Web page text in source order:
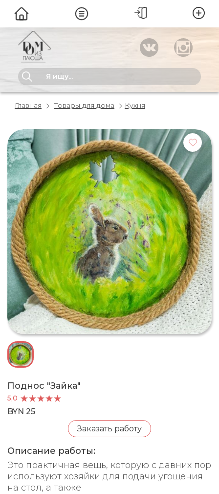
Главная Товары для дома Кухня
Поднос "Зайка"
5,0
BYN 25
Заказать работу
Описание работы:
Это практичная вещь, которую с давних пор
используют хозяйки для подачи угощения
на стол, а также